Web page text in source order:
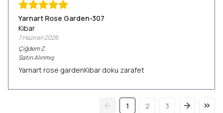
Yarnart Rose Garden-307
Kibar
7 Haziran 2026
ÇiğdemZ.
Satın Alınmış
Yarnart rose gardenKibar doku zarafet
1 2 3